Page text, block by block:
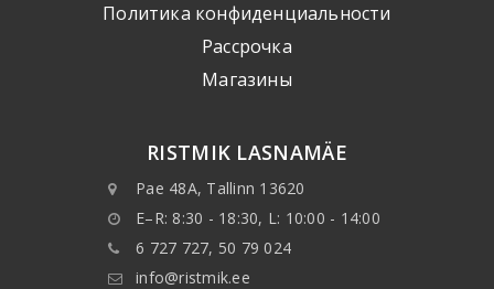
Политика конфиденциальности
Рассрочка
Mагазины
RISTMIK LASNAMÄE
Pae 48A, Tallinn 13620
E–R: 8:30 - 18:30, L: 10:00 - 14:00
6 727 727, 50 79 024
info@ristmik.ee